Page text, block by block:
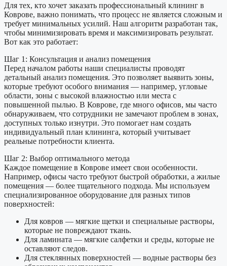
Для тех, кто хочет заказать профессиональный клининг в
Коврове, важно понимать, что процесс не является сложным и
требует минимальных усилий. Наш алгоритм разработан так,
чтобы минимизировать время и максимизировать результат.
Вот как это работает:
Шаг 1: Консультация и анализ помещения
Перед началом работы наши специалисты проводят
детальный анализ помещения. Это позволяет выявить зоны,
которые требуют особого внимания — например, угловые
области, зоны с высокой влажностью или места с
повышенной пылью. В Коврове, где много офисов, мы часто
обнаруживаем, что сотрудники не замечают проблем в зонах,
доступных только изнутри. Это помогает нам создать
индивидуальный план клининга, который учитывает
реальные потребности клиента.
Шаг 2: Выбор оптимального метода
Каждое помещение в Коврове имеет свои особенности.
Например, офисы часто требуют быстрой обработки, а жилые
помещения — более тщательного подхода. Мы используем
специализированное оборудование для разных типов
поверхностей:
Для ковров — мягкие щетки и специальные растворы,
которые не повреждают ткань.
Для ламината — мягкие салфетки и среды, которые не
оставляют следов.
Для стеклянных поверхностей — водные растворы без